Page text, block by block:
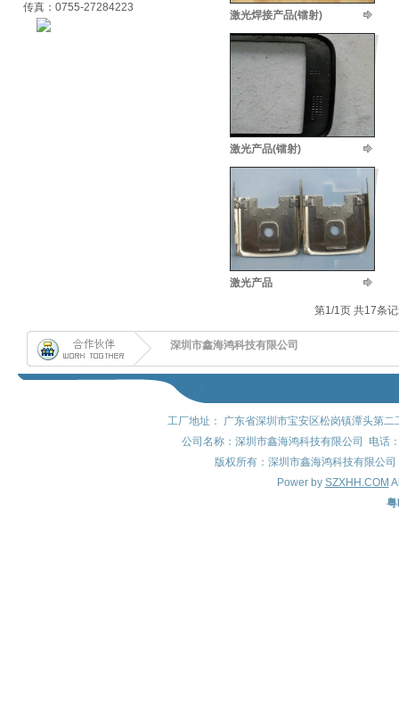
传真：0755-27284223
激光焊接产品(镭射)
激光产品(镭射)
激光产品
第1/1页 共17条
深圳市鑫海鸿科技有限公司
工厂地址： 广东省深圳市宝安区松岗镇潭头第
公司名称：深圳市鑫海鸿科技有限公司 电
版权所有：深圳市鑫海鸿科技有限公
Power by SZXHH.COM